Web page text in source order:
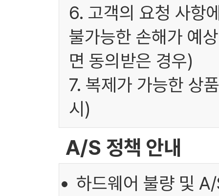
6. 고객의 요청 사항
불가능한 손해가 예
면 동의받은 경우)
7. 복제가 가능한 상
시)
A/S 정책 안내
하드웨어 불량 및